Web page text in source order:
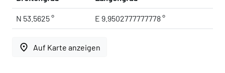
N 53.5625 ° E 9.9502777777778 °
place Auf Karte anzeigen